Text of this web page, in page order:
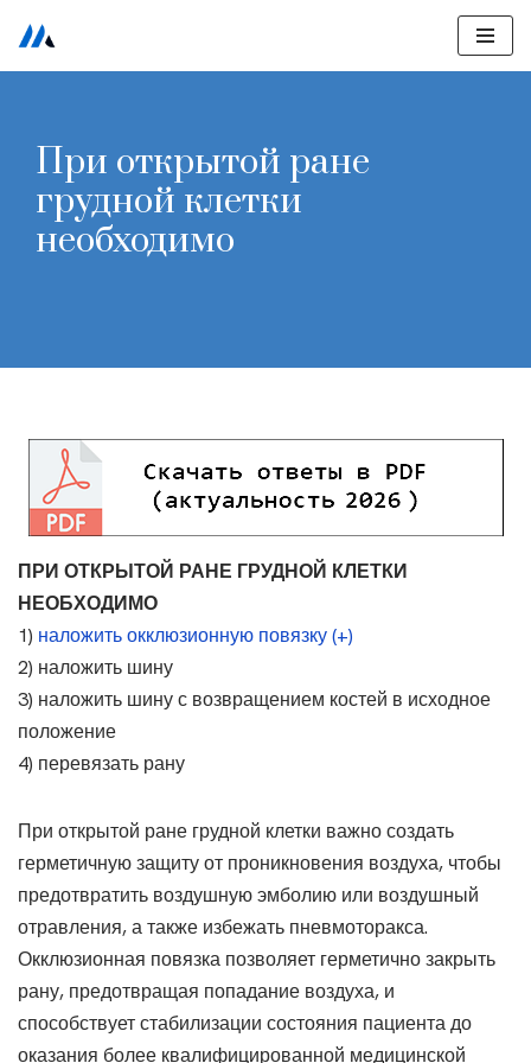
Перейти
При открытой ране
грудной клетки
необходимо
ПРИ ОТКРЫТОЙ РАНЕ ГРУДНОЙ КЛЕТКИ
НЕОБХОДИМО
1) наложить окклюзионную повязку (+)
2) наложить шину
3) наложить шину с возвращением костей в исходное
положение
4) перевязать рану
При открытой ране грудной клетки важно создать
герметичную защиту от проникновения воздуха, чтобы
предотвратить воздушную эмболию или воздушный
отравления, а также избежать пневмоторакса.
Окклюзионная повязка позволяет герметично закрыть
рану, предотвращая попадание воздуха, и
способствует стабилизации состояния пациента до
оказания более квалифицированной медицинской